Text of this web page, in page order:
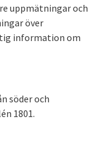
uppmätningar och
över
information om
söder och
1801.